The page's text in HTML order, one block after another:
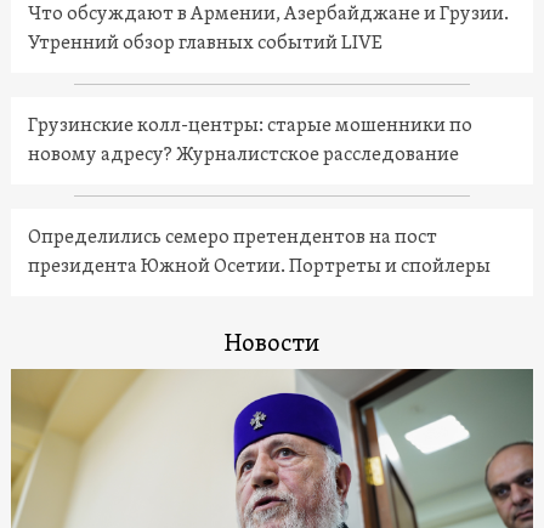
Что обсуждают в Армении, Азербайджане и Грузии.
Утренний обзор главных событий LIVE
Грузинские колл-центры: старые мошенники по
новому адресу? Журналистское расследование
Определились семеро претендентов на пост
президента Южной Осетии. Портреты и спойлеры
Новости